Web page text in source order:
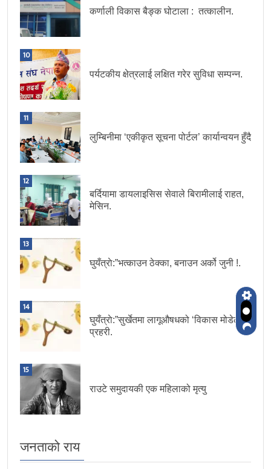
कर्णाली विकास बैङ्क घोटाला : तत्कालीन.
10
पर्यटकीय क्षेत्रलाई लक्षित गरेर सुविधा सम्पन्न.
11
लुम्बिनीमा ‘एकीकृत सूचना पोर्टल’ कार्यान्वयन हुँदै
12
बर्दियामा डायलाइसिस सेवाले बिरामीलाई राहत,
मेसिन.
13
घुयँत्राे:”भत्काउन ठेक्का, बनाउन अर्को जुनी !.
14
घुयँत्राे:”सुर्खेतमा लागूऔषधको ‘विकास मोडेल’ :
प्रहरी.
15
राउटे समुदायकी एक महिलाको मृत्यु
जनताको राय